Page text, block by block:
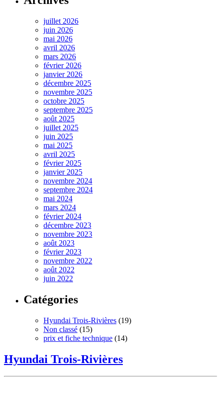
juillet 2026
juin 2026
mai 2026
avril 2026
mars 2026
février 2026
janvier 2026
décembre 2025
novembre 2025
octobre 2025
septembre 2025
août 2025
juillet 2025
juin 2025
mai 2025
avril 2025
février 2025
janvier 2025
novembre 2024
septembre 2024
mai 2024
mars 2024
février 2024
décembre 2023
novembre 2023
août 2023
février 2023
novembre 2022
août 2022
juin 2022
Catégories
Hyundai Trois-Rivières (19)
Non classé (15)
prix et fiche technique (14)
Hyundai Trois-Rivières